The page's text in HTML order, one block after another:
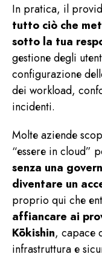
In pratica, il
tutto ciò che
sotto la tua
gestione degli
configurazione
dei workload,
incidenti.
Molte aziende
“essere in cloud”
senza una
diventare un
proprio qui che
affiancare ai
Kōkishin, capace
infrastruttura e